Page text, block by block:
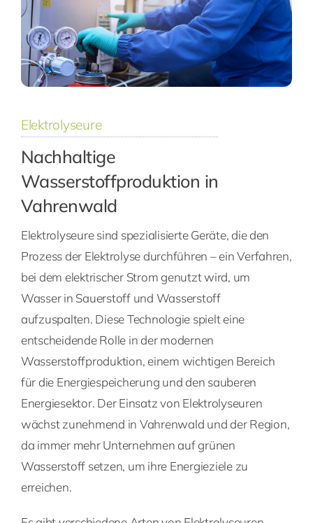
Elektrolyseure
Nachhaltige
Wasserstoffproduktion in
Vahrenwald
Elektrolyseure sind spezialisierte Geräte, die den
Prozess der Elektrolyse durchführen – ein Verfahren,
bei dem elektrischer Strom genutzt wird, um
Wasser in Sauerstoff und Wasserstoff
aufzuspalten. Diese Technologie spielt eine
entscheidende Rolle in der modernen
Wasserstoffproduktion, einem wichtigen Bereich
für die Energiespeicherung und den sauberen
Energiesektor. Der Einsatz von Elektrolyseuren
wächst zunehmend in Vahrenwald und der Region,
da immer mehr Unternehmen auf grünen
Wasserstoff setzen, um ihre Energieziele zu
erreichen.